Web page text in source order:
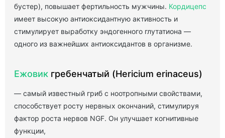
бустер), повышает фертильность мужчины. Кордицепс
имеет высокую антиоксидантную активность и
стимулирует выработку эндогенного глутатиона —
одного из важнейших антиоксидантов в организме.
Ежовик гребенчатый (Hericium erinaceus)
— самый известный гриб с ноотропными свойствами,
способствует росту нервных окончаний, стимулируя
фактор роста нервов NGF. Он улучшает когнитивные
функции,